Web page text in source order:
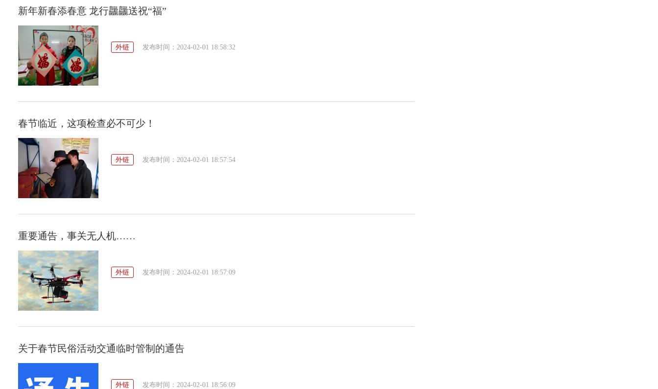
新年新春添春意 龙行龘龘送祝“福”
外链 发布时间：2024-02-01 18:58:32
春节临近，这项检查必不可少！
外链 发布时间：2024-02-01 18:57:54
重要通告，事关无人机……
外链 发布时间：2024-02-01 18:57:09
关于春节民俗活动交通临时管制的通告
外链 发布时间：2024-02-01 18:56:09